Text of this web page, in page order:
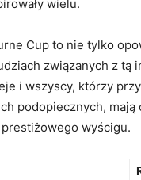
wielu.
Cup to nie tylko
związanych z ⁣tą
⁢i wszyscy, którzy
podopiecznych, ⁤mają
wyścigu.